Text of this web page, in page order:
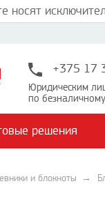
носят
+375 17
Юридическим
по
решения
и блокноты